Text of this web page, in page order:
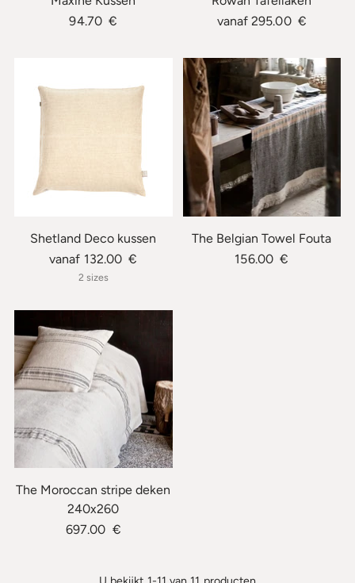
94.70 €
vanaf 295.00 €
Shetland Deco kussen
vanaf 132.00 €
2 sizes
The Belgian Towel Fouta
156.00 €
The Moroccan stripe deken
240x260
697.00 €